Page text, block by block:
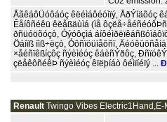
ÅãêáôÜóôáóç êëéìáôéóìïý, ÅðÝíäõóç
Êåíôñéêü êëåßäùìá (ìå
ðñüóöõóçò, Óýóôçìá
Öáíïß ïìß÷ëçò, Óôñïöüìåôñï,
×åéñïêßíçôç ñýèìéóç êáèñÝðôç,
çëåêôñéêÞ ñýèìéóç êïëþíáò ôéìïíéïý ...
Renault Twingo Vibes